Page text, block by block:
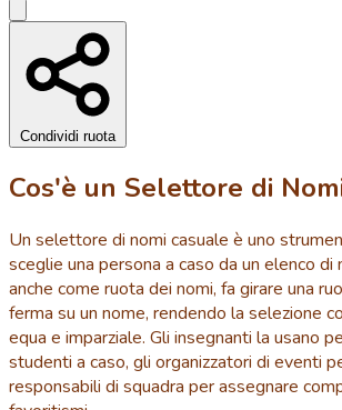
Condividi ruota
Cos'è un Selettore di
Un selettore di nomi casuale è uno
sceglie una persona a caso da un elenco di
anche come ruota dei nomi, fa girare una
ferma su un nome, rendendo la selezione
equa e imparziale. Gli insegnanti la usano
studenti a caso, gli organizzatori di eventi
responsabili di squadra per assegnare